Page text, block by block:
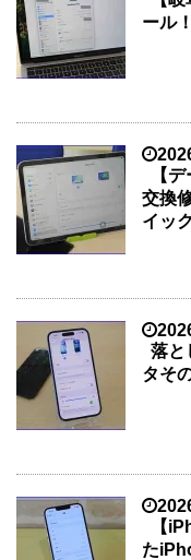
ール
【
交換
イッ
落と
タそ
【
た